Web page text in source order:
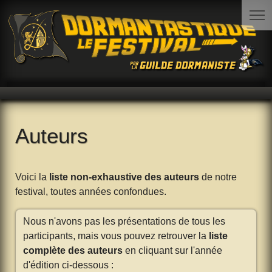
Auteurs
Voici la liste non-exhaustive des auteurs de notre
festival, toutes années confondues.
Nous n'avons pas les présentations de tous les
participants, mais vous pouvez retrouver la liste
complète des auteurs en cliquant sur l'année
d'édition ci-dessous :